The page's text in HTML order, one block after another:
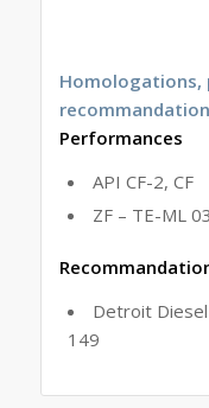
Homologations,
Performances
API CF-2, CF
ZF – TE-ML
Detroit
149